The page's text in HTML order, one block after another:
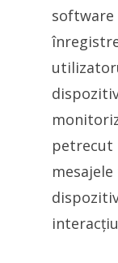
software
petrecut